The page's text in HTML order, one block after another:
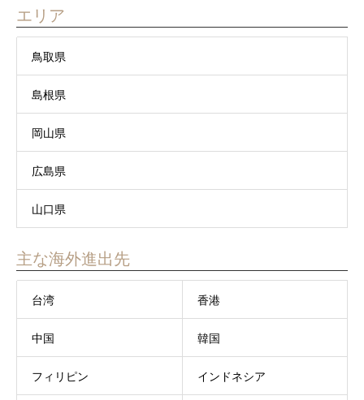
エリア
鳥取県
島根県
岡山県
広島県
山口県
主な海外進出先
台湾 香港
中国 韓国
フィリピン インドネシア